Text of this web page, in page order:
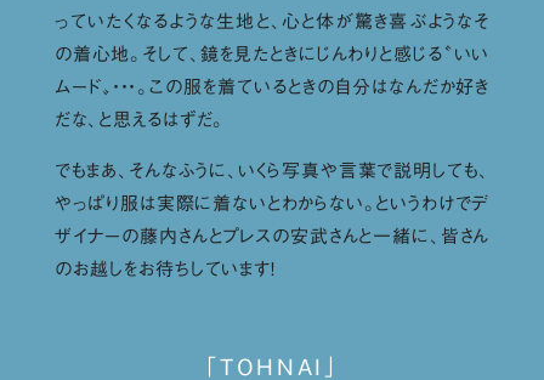
っていたくなるような生地と、心と体が驚き喜ぶようなそ
の着心地。そして、鏡を見たときにじんわりと感じる〝いい
ムード〟・・・。この服を着ているときの自分はなんだか好き
だな、と思えるはずだ。
でもまあ、そんなふうに、いくら写真や言葉で説明しても、
やっぱり服は実際に着ないとわからない。というわけでデ
ザイナーの藤内さんとプレスの安武さんと一緒に、皆さん
のお越しをお待ちしています！
「TOHNAI」